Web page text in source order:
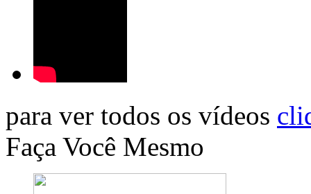
para ver todos os vídeos
Faça Você Mesmo